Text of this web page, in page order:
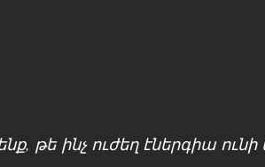
թե ինչ ուժեղ էներգիա